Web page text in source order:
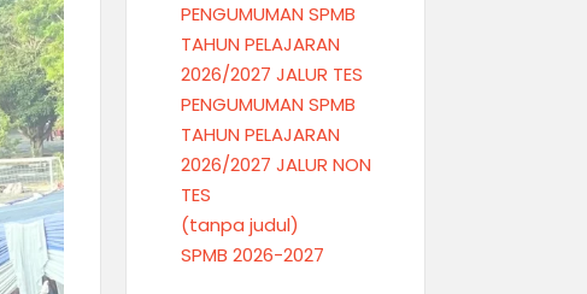
PENGUMUMAN SPMB
TAHUN PELAJARAN
2026/2027 JALUR TES
PENGUMUMAN SPMB
TAHUN PELAJARAN
2026/2027 JALUR NON
TES
(tanpa judul)
SPMB 2026-2027